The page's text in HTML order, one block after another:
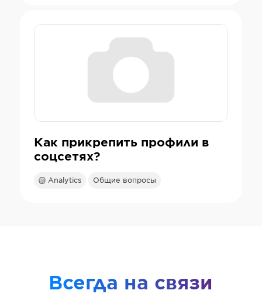
Как прикрепить профили в
соцсетях?
Analytics Общие вопросы
Всегда на связи